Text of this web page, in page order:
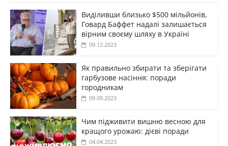
Виділивши близько $500 мільйонів,
Говард Баффет надалі залишається
вірним своєму шляху в Україні
09.12.2023
Як правильно збирати та зберігати
гарбузове насіння: поради
городникам
09.09.2023
Чим підживити вишню весною для
кращого урожаю: дієві поради
04.04.2023